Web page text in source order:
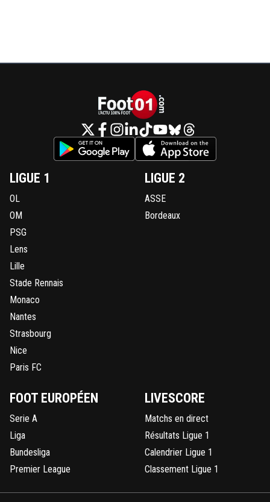
LIGUE 1
OL
OM
PSG
Lens
Lille
Stade Rennais
Monaco
Nantes
Strasbourg
Nice
Paris FC
LIGUE 2
ASSE
Bordeaux
FOOT EUROPÉEN
Serie A
Liga
Bundesliga
Premier League
LIVESCORE
Matchs en direct
Résultats Ligue 1
Calendrier Ligue 1
Classement Ligue 1